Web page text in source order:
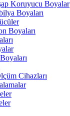
Koruyucu Boyalar
Boyaları
Boyaları
Cihazları